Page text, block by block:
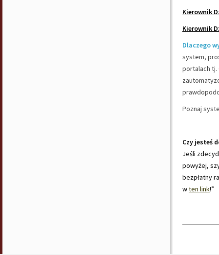
Kierownik
Kierownik
Dlaczego
system,
portalach tj.
Poznaj
Czy jesteś
Jeśli
powyżej,
bezpłatny
wten link!”